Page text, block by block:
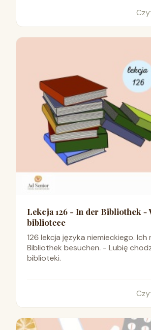
Lekcja 126 - In der Bibliothek -
bibliotece
126 lekcja języka niemieckiego. Ich
Bibliothek besuchen. - Lubię
biblioteki.